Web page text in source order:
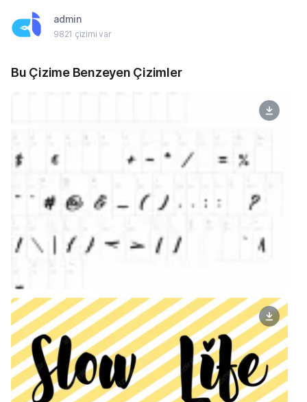
admin
9821 çizimi var
Bu Çizime Benzeyen Çizimler